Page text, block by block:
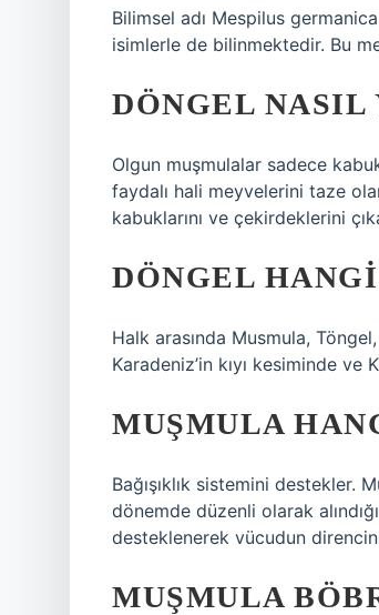
Bilimsel adı Mespilus
isimlerle de bilinmektedir. Bu
DÖNGEL NASIL
Olgun muşmulalar sadece
faydalı hali meyvelerini taze
kabuklarını ve çekirdeklerini
DÖNGEL
Halk arasında Musmula,
Karadeniz’in kıyı kesiminde
MUŞMULA
Bağışıklık sistemini destekler.
dönemde düzenli olarak
desteklenerek vücudun
MUŞMULA